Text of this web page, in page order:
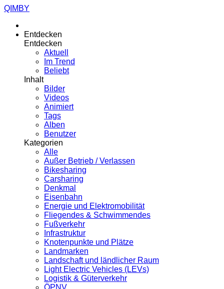
QIMBY
Entdecken
Entdecken
Aktuell
Im Trend
Beliebt
Inhalt
Bilder
Videos
Animiert
Tags
Alben
Benutzer
Kategorien
Alle
Außer Betrieb / Verlassen
Bikesharing
Carsharing
Denkmal
Eisenbahn
Energie und Elektromobilität
Fliegendes & Schwimmendes
Fußverkehr
Infrastruktur
Knotenpunkte und Plätze
Landmarken
Landschaft und ländlicher Raum
Light Electric Vehicles (LEVs)
Logistik & Güterverkehr
ÖPNV